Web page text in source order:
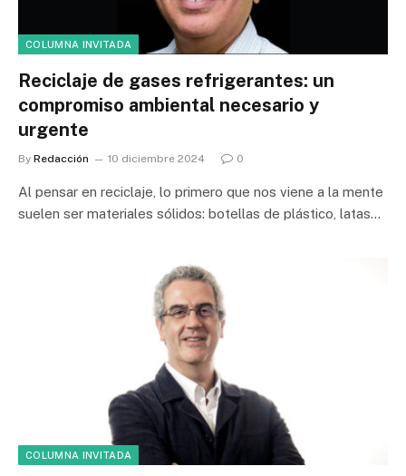
COLUMNA INVITADA
Reciclaje de gases refrigerantes: un
compromiso ambiental necesario y
urgente
By Redacción 10 diciembre 2024 0
Al pensar en reciclaje, lo primero que nos viene a la mente
suelen ser materiales sólidos: botellas de plástico, latas…
COLUMNA INVITADA